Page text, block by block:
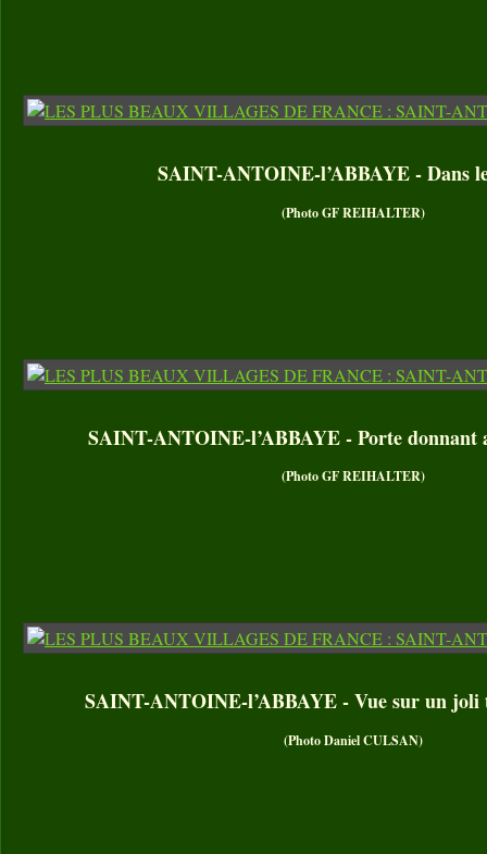
SAINT-ANTOINE-l’ABBAYE - Dans
(Photo GF REIHALTER)
SAINT-ANTOINE-l’ABBAYE - Porte donnant
(Photo GF REIHALTER)
SAINT-ANTOINE-l’ABBAYE - Vue sur un joli
(Photo Daniel CULSAN)